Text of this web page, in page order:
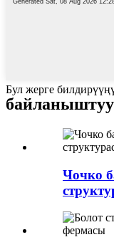
Бул жерге
Чочко